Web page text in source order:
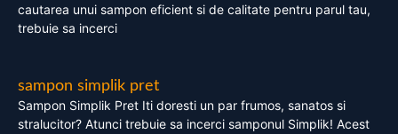
cautarea unui sampon eficient si de calitate pentru parul tau,
trebuie sa incerci
sampon simplik pret
Sampon Simplik Pret Iti doresti un par frumos, sanatos si
stralucitor? Atunci trebuie sa incerci samponul Simplik! Acest